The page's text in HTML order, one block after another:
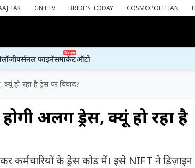
TAK GNTTV BRIDE'S TODAY COSMOPOLITIAN
पर्सनल फाइनेंस
New
मार्केटऑटो
हो रहा है ड्रेस पर विवाद?
अलग ड्रेस, क्यूं हो रहा है
के ड्रेस कोड में। इसे NIFT ने डिज़ाइन